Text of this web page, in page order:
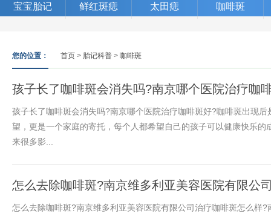
宝宝胎记 鲜红斑痣 太田痣 咖啡斑
您的位置： 首页 > 胎记科普 > 咖啡斑
孩子长了咖啡斑会消失吗?南京哪个医院治疗咖
孩子长了咖啡斑会消失吗?南京哪个医院治疗咖啡斑好?咖啡斑出现
望，更是一个家庭的寄托，每个人都希望自己的孩子可以健康快乐的
来很多影...
怎么去除咖啡斑?南京维多利亚美容医院有限公
怎么去除咖啡斑?南京维多利亚美容医院有限公司治疗咖啡斑怎么样